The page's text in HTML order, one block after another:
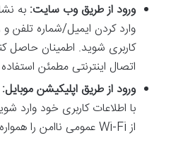
ورود از طریق وب سایت: به
وارد کردن ایمیل/شماره تلفن
کاربری شوید. اطمینان حاصل
اتصال اینترنتی مطمئن
ورود از طریق اپلیکیشن موبایل:
با اطلاعات کاربری خود وارد
از Wi-Fi عمومی ناامن را همواره در نظر داشته باشید.